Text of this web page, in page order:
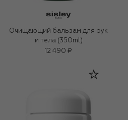
Очищающий бальзам для рук
и тела (350ml)
12 490 ₽